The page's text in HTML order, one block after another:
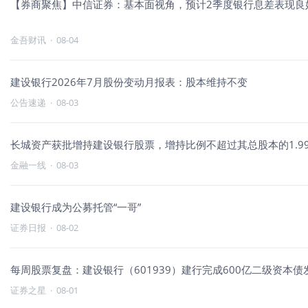
【券商聚焦】中信证券：基本面视角，预计2季度银行息差表现良
金吾财讯 · 08-04
建设银行2026年7月股份变动月报表：股本维持不变
公告速递 · 08-03
长城资产获批增持建设银行股票，增持比例不超过其总股本的
金融一线 · 08-03
建设银行成为公募托管“一哥”
证券日报 · 08-02
每周股票复盘：建设银行（601939）建行完成600亿二级资本债
证券之星 · 08-01